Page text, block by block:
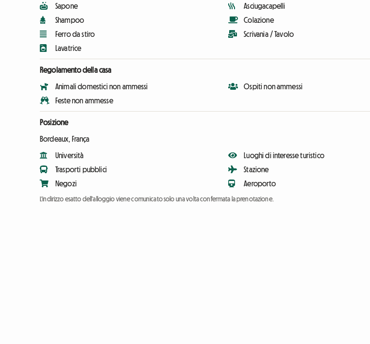
Sapone
Shampoo
Ferro da stiro
Lavatrice
Asciugacapelli
Colazione
Scrivania / Tavolo
Regolamento della casa
Animali domestici non ammessi
Feste non ammesse
Ospiti non ammessi
Posizione
Bordeaux, França
Università
Trasporti pubblici
Negozi
Luoghi di interesse turistico
Stazione
Aeroporto
L'indirizzo esatto dell'alloggio viene comunicato solo una volta confermata la prenotazione.